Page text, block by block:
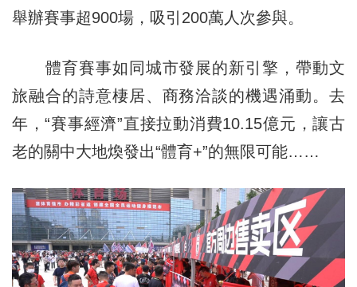
舉辦賽事超900場，吸引200萬人次參與。
體育賽事如同城市發展的新引擎，帶動文
旅融合的詩意棲居、商務洽談的機遇涌動。去
年，“賽事經濟”直接拉動消費10.15億元，讓古
老的關中大地煥發出“體育+”的無限可能……